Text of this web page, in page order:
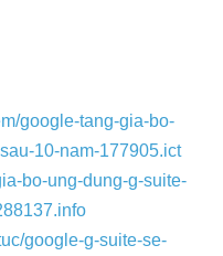
google-tang-gia-bo-
10-nam-177905.ict
bo-ung-dung-g-suite-
google-g-suite-se-